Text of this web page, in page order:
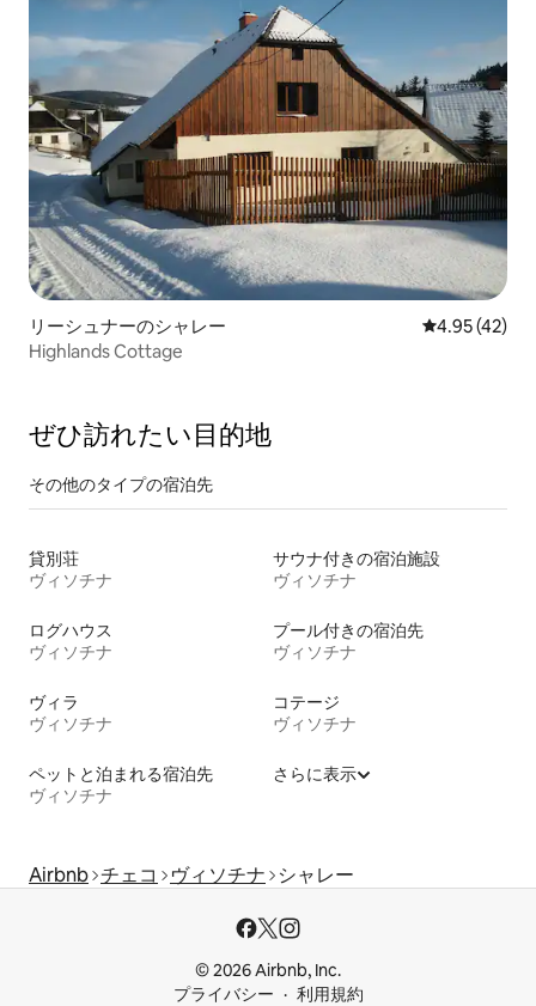
リーシュナーのシャレー レビュー42
4.95 (42)
Highlands Cottage
ぜひ訪⁠れ⁠た⁠い目⁠的⁠地
その他のタ⁠イ⁠プ⁠の宿⁠泊⁠先
貸別荘
ヴィソチナ
サウナ付きの宿泊施設
ヴィソチナ
ログハウス
ヴィソチナ
プール付きの宿泊先
ヴィソチナ
ヴィラ
ヴィソチナ
コテージ
ヴィソチナ
ペットと泊まれる宿泊先
ヴィソチナ
さらに表示
Airbnb チェコ ヴィソチナ シャレー
© 2026 Airbnb, Inc.
プライバシー
利用規約